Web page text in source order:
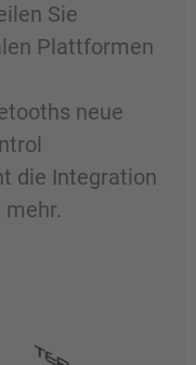
Sie
Plattformen
neue
die Integration
mehr.